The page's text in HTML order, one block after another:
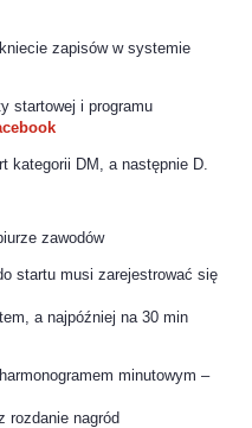
zapisów w systemie
startowej i programu
kategorii DM, a następnie D.
zawodów
startu musi zarejestrować się
a najpóźniej na 30 min
minutowym –
rozdanie nagród